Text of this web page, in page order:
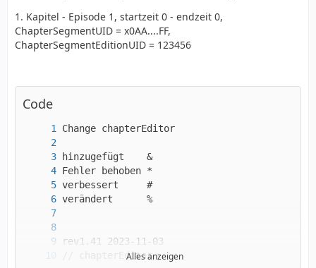
1. Kapitel - Episode 1, startzeit 0 - endzeit 0,
ChapterSegmentUID = x0AA....FF,
ChapterSegmentEditionUID = 123456
Code
Alles anzeigen